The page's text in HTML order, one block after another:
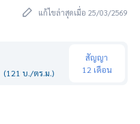
แก้ไขล่าสุดเมื่อ 25/03/2569
(121 บ./ตร.ม.)
สัญญา
12 เดือน